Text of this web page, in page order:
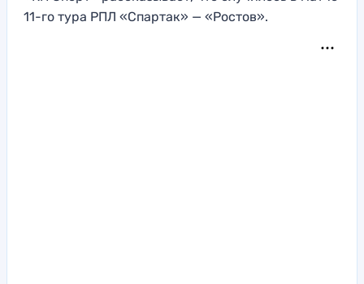
11-го тура РПЛ «Спартак» — «Ростов».